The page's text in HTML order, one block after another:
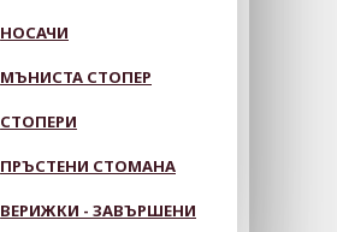
НОСАЧИ
МЪНИСТА СТОПЕР
СТОПЕРИ
ПРЪСТЕНИ СТОМАНА
ВЕРИЖКИ - ЗАВЪРШЕНИ